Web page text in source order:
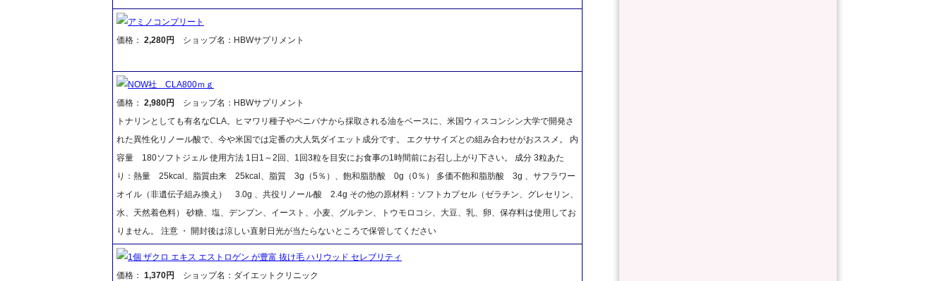
アミノコンプリート
価格： 2,280円 ショップ名：HBWサプリメント
NOW社 CLA800ｍｇ
価格： 2,980円
ショップ名：HBWサプリメント
トナリンとしても有名なCLA。ヒマワリ種子やベニバナから採取される油をベースに、米国ウィスコンシン大学で開発さ
れた異性化リノール酸で、今や米国では定番の大人気ダイエット成分です。 エクササイズとの組み合わせがおススメ。 内
容量 180ソフトジェル 使用方法 1日1～2回、1回3粒を目安にお食事の1時間前にお召し上がり下さい。 成分 3粒あた
り：熱量 25kcal、脂質由来 25kcal、脂質 3g（5％）、飽和脂肪酸 0g（0％） 多価不飽和脂肪酸 3g 、サフラワー
オイル（非遺伝子組み換え） 3.0g 、共役リノール酸 2.4g その他の原材料：ソフトカプセル（ゼラチン、グレセリン、
水、天然着色料） 砂糖、塩、デンプン、イースト、小麦、グルテン、トウモロコシ、大豆、乳、卵、保存料は使用してお
りません。 注意 ・ 開封後は涼しい直射日光が当たらないところで保管してください
1個 ザクロ エキス エストロゲン が豊富 抜け毛 ハリウッド セレブリティ
価格： 1,370円
ショップ名：ダイエットクリニック